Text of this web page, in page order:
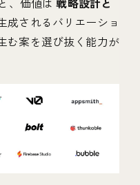
成されるバリエーショ
む案を選び抜く能力が